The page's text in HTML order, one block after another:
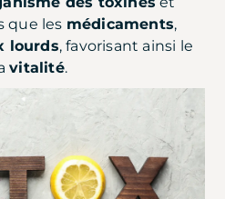
que les médicaments,
lourds, favorisant ainsi le
vitalité.